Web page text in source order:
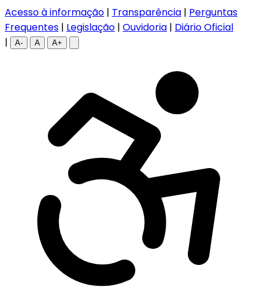
Acesso à informação | Transparência | Perguntas
Frequentes | Legislação | Ouvidoria | Diário Oficial
|
A- A A+